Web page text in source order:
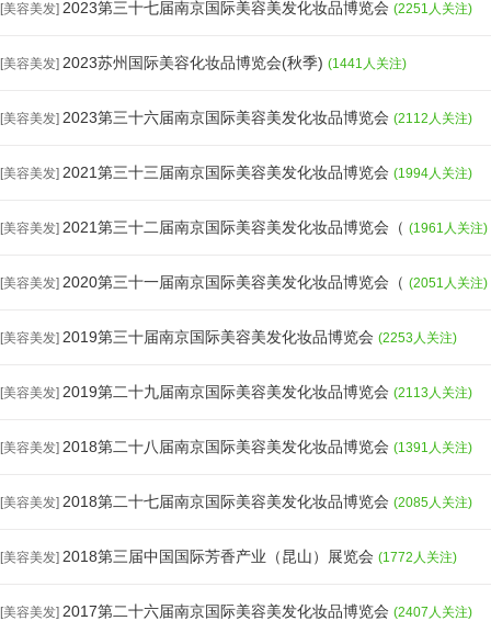
[美容美发] 2023第三十七届南京国际美容美发化妆品博览会 (2251人关注)
[美容美发] 2023苏州国际美容化妆品博览会(秋季) (1441人关注)
[美容美发] 2023第三十六届南京国际美容美发化妆品博览会 (2112人关注)
[美容美发] 2021第三十三届南京国际美容美发化妆品博览会 (1994人关注)
[美容美发] 2021第三十二届南京国际美容美发化妆品博览会（ (1961人关注)
[美容美发] 2020第三十一届南京国际美容美发化妆品博览会（ (2051人关注)
[美容美发] 2019第三十届南京国际美容美发化妆品博览会 (2253人关注)
[美容美发] 2019第二十九届南京国际美容美发化妆品博览会 (2113人关注)
[美容美发] 2018第二十八届南京国际美容美发化妆品博览会 (1391人关注)
[美容美发] 2018第二十七届南京国际美容美发化妆品博览会 (2085人关注)
[美容美发] 2018第三届中国国际芳香产业（昆山）展览会 (1772人关注)
[美容美发] 2017第二十六届南京国际美容美发化妆品博览会 (2407人关注)